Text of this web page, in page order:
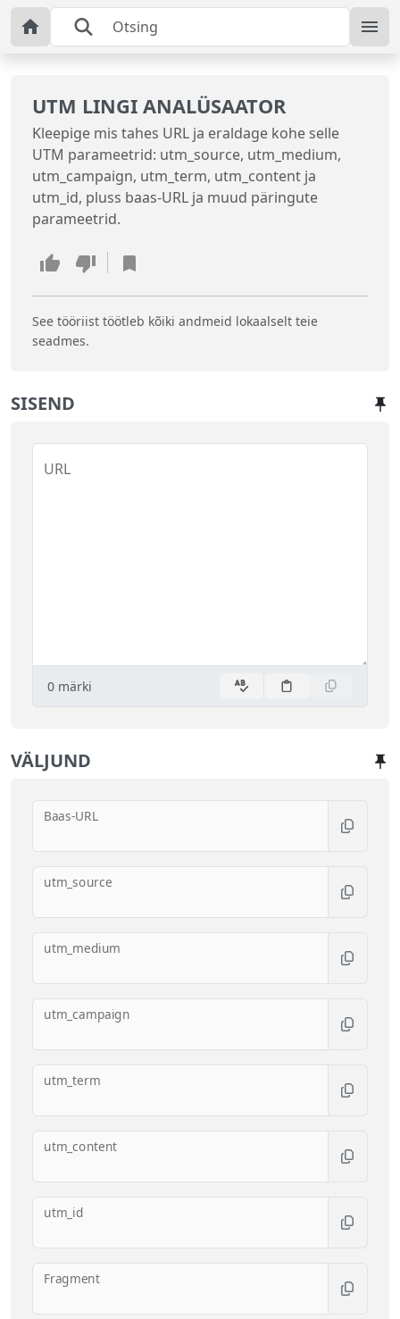
UTM LINGI ANALÜSAATOR
Kleepige mis tahes URL ja eraldage kohe selle
UTM parameetrid: utm_source, utm_medium,
utm_campaign, utm_term, utm_content ja
utm_id, pluss baas-URL ja muud päringute
parameetrid.
See tööriist töötleb kõiki andmeid lokaalselt teie
seadmes.
SISEND
URL
0 märki
VÄLJUND
Baas-URL
utm_source
utm_medium
utm_campaign
utm_term
utm_content
utm_id
Fragment